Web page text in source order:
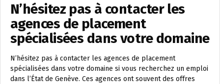
N’hésitez pas à contacter les
agences de placement
spécialisées dans votre domaine
N’hésitez pas à contacter les agences de placement
spécialisées dans votre domaine si vous recherchez un emploi
dans l’État de Genève. Ces agences ont souvent des offres